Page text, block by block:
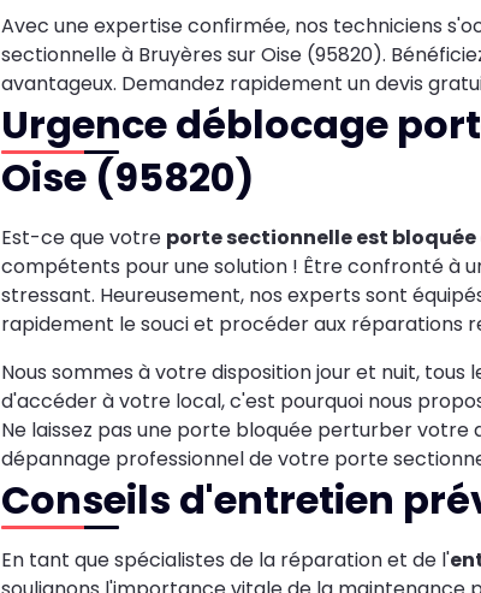
Avec une expertise confirmée, nos techniciens
sectionnelle à Bruyères sur Oise (95820).
avantageux. Demandez rapidement un devis
Urgence déblocage
Oise (95820)
Est-ce que votre porte sectionnelle est bloquée
compétents pour une solution ! Être confronté à
stressant. Heureusement, nos experts sont
rapidement le souci et procéder aux réparations
Nous sommes à votre disposition jour et nuit,
d'accéder à votre local, c'est pourquoi nous
Ne laissez pas une porte bloquée perturber
dépannage professionnel de votre porte
Conseils d'entretien
En tant que spécialistes de la réparation et de l'